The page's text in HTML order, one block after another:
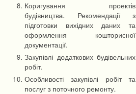
Коригування проектів
будівництва. Рекомендації з
підготовки вихідних даних та
оформлення кошторисної
документації.
Закупівлі додаткових будівельних
робіт.
Особливості закупівлі робіт та
послуг з поточного ремонту.